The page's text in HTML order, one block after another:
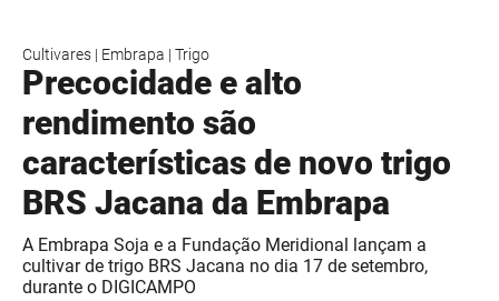
Cultivares | Embrapa | Trigo
Precocidade e alto
rendimento são
características de novo trigo
BRS Jacana da Embrapa
A Embrapa Soja e a Fundação Meridional lançam a
cultivar de trigo BRS Jacana no dia 17 de setembro,
durante o DIGICAMPO